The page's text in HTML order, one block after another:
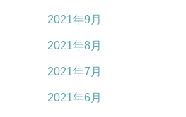
2021年9月
2021年8月
2021年7月
2021年6月